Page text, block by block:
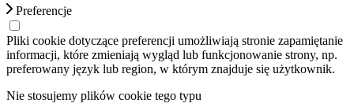
Preferencje
Pliki cookie dotyczące preferencji umożliwiają stronie zapamiętanie
informacji, które zmieniają wygląd lub funkcjonowanie strony, np.
preferowany język lub region, w którym znajduje się użytkownik.
Nie stosujemy plików cookie tego typu